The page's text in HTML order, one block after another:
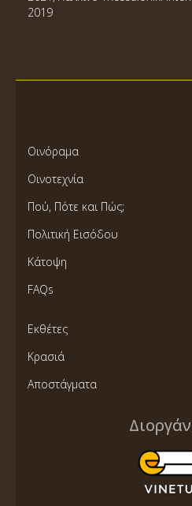
2019
Οινόραμα
Οινοτεχνία
Πού, Πότε και Πώς;
Πολιτική Εισόδου
Κάτοψη
FAQs
Εκθέτες
Κρασιά
Αποστάγματα